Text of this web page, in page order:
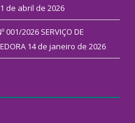
1 de abril de 2026
001/2026 SERVIÇO DE
14 de janeiro de 2026